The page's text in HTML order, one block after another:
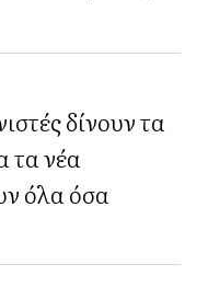
δίνουν τα
τα νέα
όλα όσα